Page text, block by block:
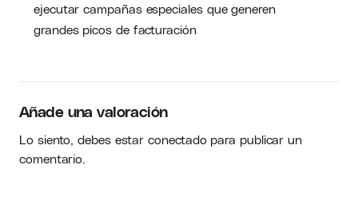
ejecutar campañas especiales que generen
grandes picos de facturación
Añade una valoración
Lo siento, debes estarconectadopara publicar un
comentario.